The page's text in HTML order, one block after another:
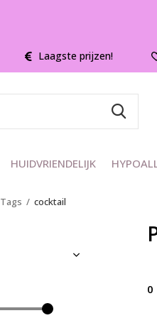
HUIDVRIENDELIJK
Laagste prijzen!
Tags cocktail
0